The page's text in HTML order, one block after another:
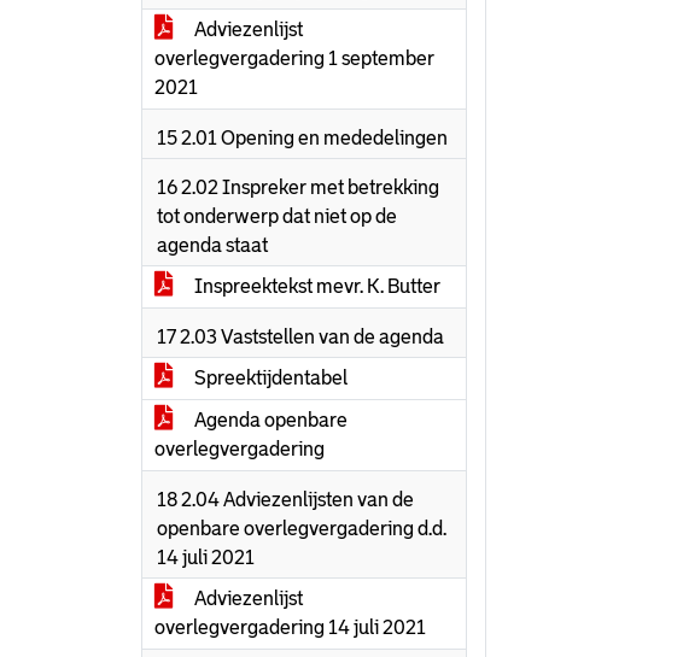
Adviezenlijst
overlegvergadering 1 september
2021
15 2.01 Opening en mededelingen
16 2.02 Inspreker met betrekking
tot onderwerp dat niet op de
agenda staat
Inspreektekst mevr. K. Butter
17 2.03 Vaststellen van de agenda
Spreektijdentabel
Agenda openbare
overlegvergadering
18 2.04 Adviezenlijsten van de
openbare overlegvergadering d.d.
14 juli 2021
Adviezenlijst
overlegvergadering 14 juli 2021